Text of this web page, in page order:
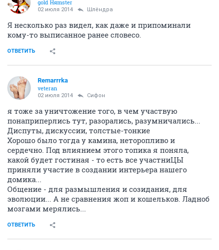
gold Няmster
02 июля 2014 Шлёндра
Я несколько раз видел, как даже и припоминали
кому-то выписанное ранее словесо.
ОТВЕТИТЬ
Remarrrka
veteran
02 июля 2014 Сифон
я тоже за уничтожение того, в чем участвую
понаприперлись тут, разорались, разумничались...
Диспуты, дискуссии, толстые-тонкие
Хорошо было тогда у камина, неторопливо и
сердечно. Под влиянием этого топика я поняла,
какой будет гостиная - то есть все участниЦЫ
приняли участие в создании интерьера нашего
домика...
Общение - для размышления и созидания, для
эволюции... А не сравнения жоп и кошельков. Ладноб
мозгами мерялись...
ОТВЕТИТЬ